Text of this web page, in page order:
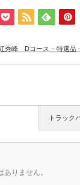
秀峰 Dコース – 特選品
トラック
りません。